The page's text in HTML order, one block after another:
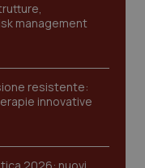
management
resistente:
innovative